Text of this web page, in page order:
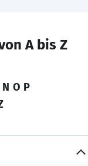
A bis Z
N O P